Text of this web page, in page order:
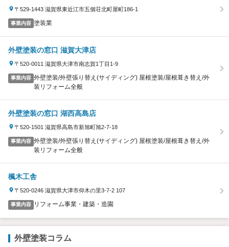
〒529-1443 滋賀県東近江市五個荘北町屋町186-1
事業内容 塗装業
外壁塗装の窓口 滋賀大津店
〒520-0011 滋賀県大津市南志賀1丁目1-9
事業内容 外壁塗装/外壁張り替え(サイディング) 屋根塗装/屋根葺き替え/外
装リフォーム全般
外壁塗装の窓口 湖西高島店
〒520-1501 滋賀県高島市新旭町旭2-7-18
事業内容 外壁塗装/外壁張り替え(サイディング) 屋根塗装/屋根葺き替え/外
装リフォーム全般
楓木工舎
〒520-0246 滋賀県大津市仰木の里3-7-2 107
事業内容 リフォーム事業・建築・造園
外壁塗装コラム